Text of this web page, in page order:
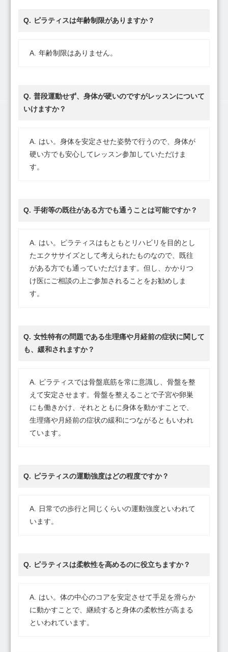
ピラティスは年齢制限がありますか？
年齢制限はありません。
普段運動せず、身体が硬いのですがレッスンについて
いけますか？
はい。身体を安定させた姿勢で行うので、身体が
硬い方でも安心してレッスン参加していただけま
す。
手術等の既往がある方でも通うことは可能ですか？
はい。ピラティスはもともとリハビリを目的とし
たエクササイズとして考えられたものなので、既往
がある方でも通っていただけます。但し、かかりつ
け医にご相談の上ご参加されることをお勧めしま
す。
女性特有の問題である生理痛や月経前の症状に関して
も、緩和されますか？
ピラティスでは骨盤底筋を常に意識し、骨盤を整
えて安定させます。骨盤を整えることで子宮や卵巣
にも働きかけ、それとともに身体を動かすことで、
生理痛や月経前の症状の緩和につながるともいわれ
ています。
ピラティスの運動強度はどの程度ですか？
日常での歩行と同じくらいの運動強度といわれて
います。
ピラティスは柔軟性を高めるのに役立ちますか？
はい。体の中心のコアを安定させて手足を滑らか
に動かすことで、継続すると身体の柔軟性が高まる
といわれています。